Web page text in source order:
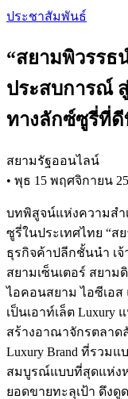
Skip
content
ประชาสัมพันธ์
“สยามพิวรรธ
ประสบการณ์
ทางลักซ์ซูรี่ที่
สยามรัฐออนไลน์
• พุธ 15 พฤศจิกายน
บทพิสูจน์แห่งความสำ
ซูรี่ในประเทศไทย “
ธุรกิจค้าปลีกชั้นนำ เ
สยามเซ็นเตอร์ สยาม
ไอคอนสยาม ไอซีเอส
เป็นเอาท์เล็ต Luxury
สร้างอาณาจักรตลาด
Luxury Brand ที่รวม
สมบูรณ์แบบที่สุดแห่ง
ยอดขายทะลุเป้า ดึงดู